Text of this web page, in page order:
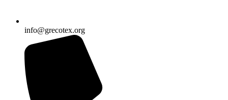
info@grecotex.org